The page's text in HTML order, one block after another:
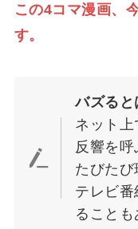
この4コマ漫画、
す。
バズると
ネット
反響を呼
たびたび
テレビ
ることも